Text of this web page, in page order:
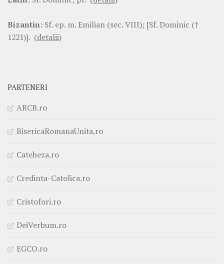
Bizantin: Sf. ep. m. Emilian (sec. VIII); [Sf. Dominic (†
1221)]. (detalii)
PARTENERI
ARCB.ro
BisericaRomanaUnita.ro
Cateheza.ro
Credinta-Catolica.ro
Cristofori.ro
DeiVerbum.ro
EGCO.ro